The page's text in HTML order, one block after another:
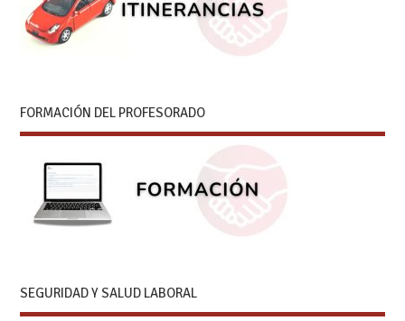
FORMACIÓN DEL PROFESORADO
SEGURIDAD Y SALUD LABORAL